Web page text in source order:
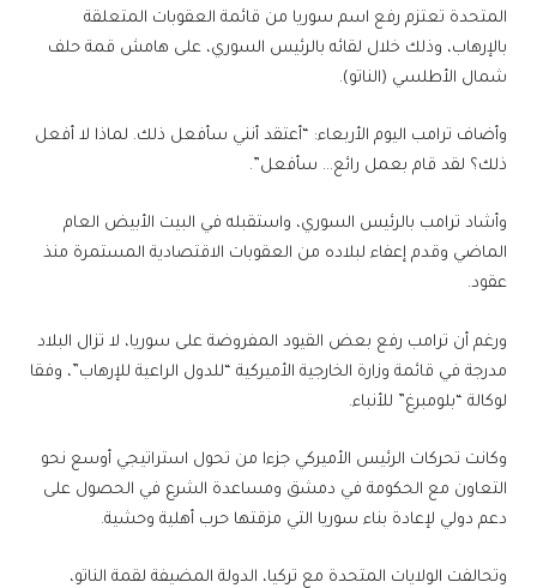
المتحدة تعتزم رفع اسم سوريا من قائمة العقوبات المتعلقة
بالإرهاب، وذلك خلال لقائه بالرئيس السوري، على هامش قمة حلف
شمال الأطلسي (الناتو).
وأضاف ترامب اليوم الأربعاء: “أعتقد أنني سأفعل ذلك. لماذا لا أفعل
ذلك؟ لقد قام بعمل رائع… سأفعل”.
وأشاد ترامب بالرئيس السوري، واستقبله في البيت الأبيض العام
الماضي وقدم إعفاء لبلاده من العقوبات الاقتصادية المستمرة منذ
عقود.
ورغم أن ترامب رفع بعض القيود المفروضة على سوريا، لا تزال البلاد
مدرجة في قائمة وزارة الخارجية الأميركية “للدول الراعية للإرهاب”، وفقا
لوكالة “بلومبرغ” للأنباء.
وكانت تحركات الرئيس الأميركي جزءا من تحول استراتيجي أوسع نحو
التعاون مع الحكومة في دمشق ومساعدة الشرع في الحصول على
دعم دولي لإعادة بناء سوريا التي مزقتها حرب أهلية وحشية.
وتحالفت الولايات المتحدة مع تركيا، الدولة المضيفة لقمة الناتو،